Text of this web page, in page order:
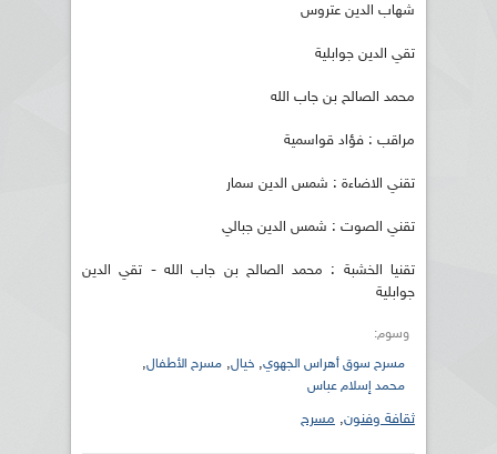
شهاب الدين عتروس
تقي الدين جوابلية
محمد الصالح بن جاب الله
مراقب : فؤاد قواسمية
تقني الاضاءة : شمس الدين سمار
تقني الصوت : شمس الدين جبالي
تقنيا الخشبة : محمد الصالح بن جاب الله - تقي الدين
جوابلية
وسوم:
مسرح سوق أهراس الجهوي, خيال, مسرح الأطفال,
محمد إسلام عباس
ثقافة وفنون, مسرح